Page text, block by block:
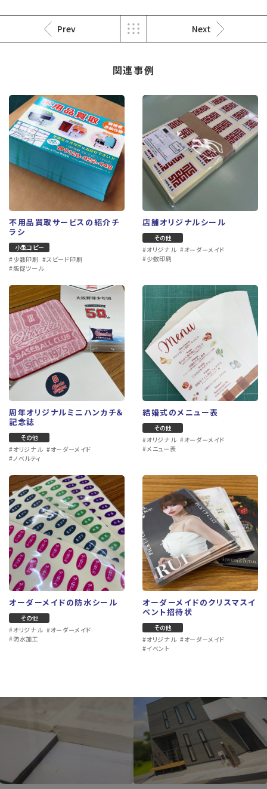
オーダーメイドの防水シール
その他
オーダーメイドのクリスマスイベン
ト招待状
その他
#オリジナル #オーダーメイド #イベント
オリジナルカレンダー
はがき・挨拶状・案内状印刷
#はがき印刷 #宛名印刷
オープンハウス案内用のフライヤー
小型コピー
#少数印刷 #スピード印刷
講演会式次第
大判コピー
#大判印刷 #拡大コピー #大型出力
ショップカード・ポイントカード
その他
#オリジナル #オーダーメイド #販促ツール
屋外用小型プレート
プレート作成
#小型看板 #案内板
Prev Next
関連事例
不用品買取サービスの紹介チ
ラシ
小型コピー
#少数印刷 #スピード印刷
#販促ツール
店舗オリジナルシール
その他
#オリジナル #オーダーメイド
#少数印刷
周年オリジナルミニハンカチ＆
記念誌
その他
#オリジナル #オーダーメイド
#ノベルティ
結婚式のメニュー表
その他
#オリジナル #オーダーメイド
#メニュー表
オーダーメイドの防水シール
その他
#オリジナル #オーダーメイド
#防水加工
オーダーメイドのクリスマスイ
ベント招待状
その他
#オリジナル #オーダーメイド
#イベント